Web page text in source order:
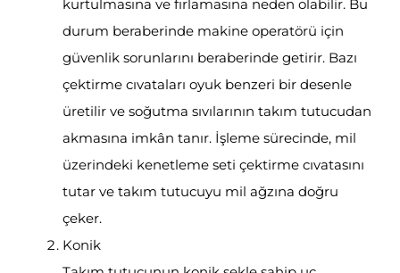
kurtulmasına ve fırlamasına neden olabilir. Bu
durum beraberinde makine operatörü için
güvenlik sorunlarını beraberinde getirir. Bazı
çektirme cıvataları oyuk benzeri bir desenle
üretilir ve soğutma sıvılarının takım tutucudan
akmasına imkân tanır. İşleme sürecinde, mil
üzerindeki kenetleme seti çektirme cıvatasını
tutar ve takım tutucuyu mil ağzına doğru
çeker.
Konik